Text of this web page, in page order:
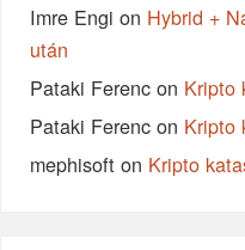
Imre Engi on Hybrid +
után
Pataki Ferenc on Kripto
Pataki Ferenc on Kripto
mephisoft on Kripto